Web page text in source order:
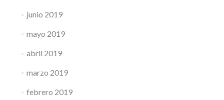
junio 2019
mayo 2019
abril 2019
marzo 2019
febrero 2019